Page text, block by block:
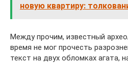
новую квартиру:
Между прочим, известный
время не мог прочесть
текст на двух обломках агата,